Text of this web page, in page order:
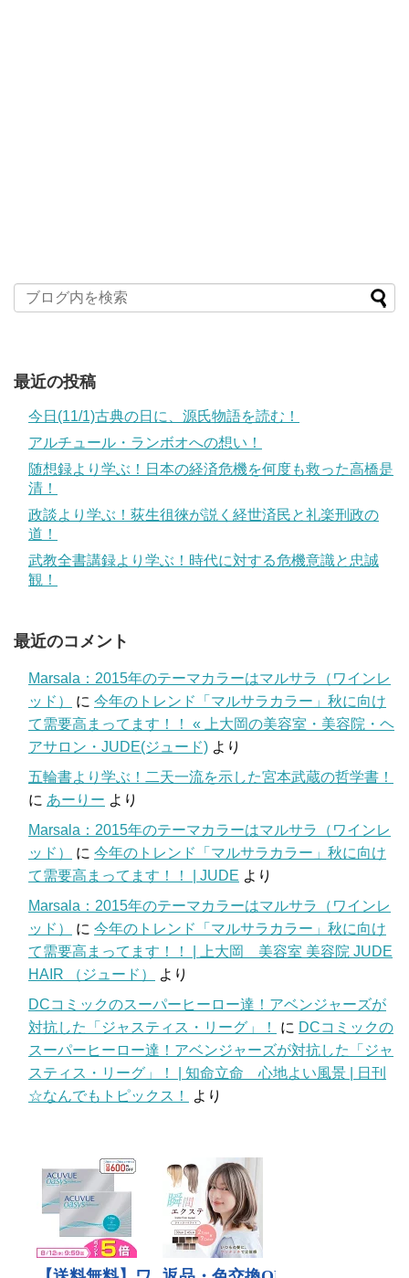
最近の投稿
今日(11/1)古典の日に、源氏物語を読む！
アルチュール・ランボオへの想い！
随想録より学ぶ！日本の経済危機を何度も救った高橋是
清！
政談より学ぶ！荻生徂徠が説く経世済民と礼楽刑政の
道！
武教全書講録より学ぶ！時代に対する危機意識と忠誠
観！
最近のコメント
Marsala：2015年のテーマカラーはマルサラ（ワインレ
ッド）
に 今年のトレンド「マルサラカラー」秋に向け
て需要高まってます！！ « 上大岡の美容室・美容院・ヘ
アサロン・JUDE(ジュード) より
五輪書より学ぶ！二天一流を示した宮本武蔵の哲学書！
に あーりー より
Marsala：2015年のテーマカラーはマルサラ（ワインレ
ッド）
に 今年のトレンド「マルサラカラー」秋に向け
て需要高まってます！！ | JUDE より
Marsala：2015年のテーマカラーはマルサラ（ワインレ
ッド）
に 今年のトレンド「マルサラカラー」秋に向け
て需要高まってます！！ | 上大岡 美容室 美容院 JUDE
HAIR （ジュード）
より
DCコミックのスーパーヒーロー達！アベンジャーズが
対抗した「ジャスティス・リーグ」！
に DCコミックの
スーパーヒーロー達！アベンジャーズが対抗した「ジャ
スティス・リーグ」！ | 知命立命 心地よい風景 | 日刊
☆なんでもトピックス！
より